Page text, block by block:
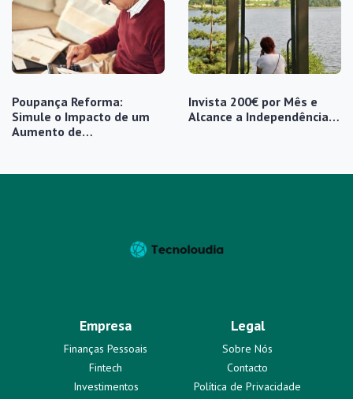
Poupança Reforma:
Simule o Impacto de um
Aumento de…
Invista 200€ por Mês e
Alcance a Independência…
Empresa
Finanças Pessoais
Fintech
Investimentos
Legal
Sobre Nós
Contacto
Política de Privacidade